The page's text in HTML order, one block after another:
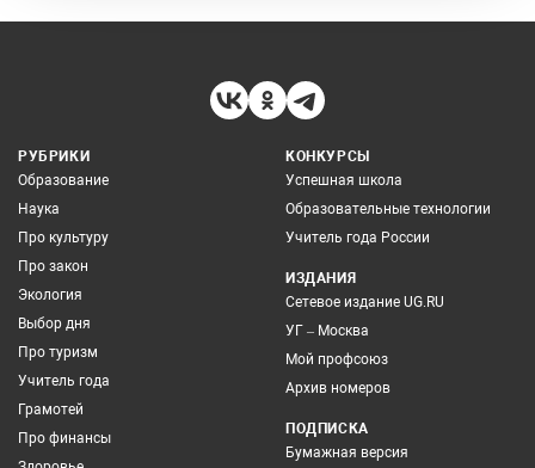
РУБРИКИ
Образование
Наука
Про культуру
Про закон
Экология
Выбор дня
Про туризм
Учитель года
Грамотей
Про финансы
КОНКУРСЫ
Успешная школа
Образовательные технологии
Учитель года России
ИЗДАНИЯ
Сетевое издание UG.RU
УГ – Москва
Мой профсоюз
Архив номеров
ПОДПИСКА
Бумажная версия